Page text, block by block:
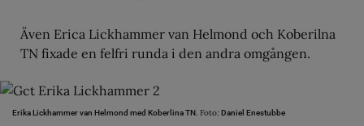
Även Erica Lickhammer van Helmond och Koberilna
TN fixade en felfri runda i den andra omgången.
Erika Lickhammer van Helmond med Koberlina TN. Foto: Daniel Enestubbe